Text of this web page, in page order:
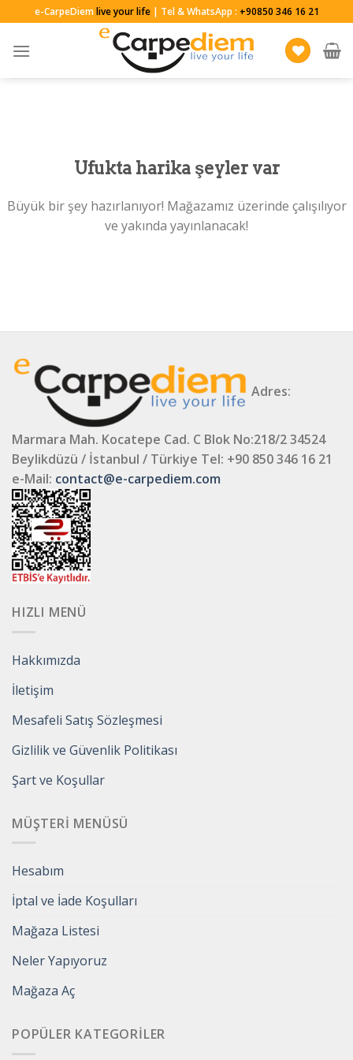
to
content
e-CarpeDiemlive your life| Tel & WhatsApp : +90850 346 16 21
Ufukta harika şeyler var
Büyük bir şey hazırlanıyor! Mağazamız üzerinde çalışılıyor
ve yakında yayınlanacak!
Adres:
Marmara Mah. Kocatepe Cad. C Blok No:218/2 34524
Beylikdüzü / İstanbul / Türkiye Tel: +90 850 346 16 21
e-Mail: contact@e-carpediem.com
HIZLI MENÜ
Hakkımızda
İletişim
Mesafeli Satış Sözleşmesi
Gizlilik ve Güvenlik Politikası
Şart ve Koşullar
MÜŞTERI MENÜSÜ
Hesabım
İptal ve İade Koşulları
Mağaza Listesi
Neler Yapıyoruz
Mağaza Aç
POPÜLER KATEGORILER